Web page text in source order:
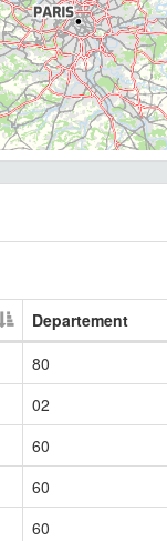
Departement
80
02
60
60
60